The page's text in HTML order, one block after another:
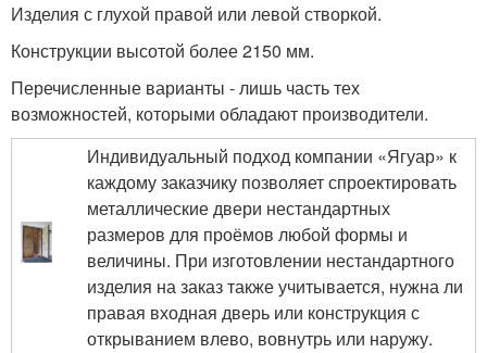
Изделия с глухой правой или левой створкой.
Конструкции высотой более 2150 мм.
Перечисленные варианты - лишь часть тех
возможностей, которыми обладают производители.
Индивидуальный подход компании «Ягуар» к
каждому заказчику позволяет спроектировать
металлические двери нестандартных
размеров для проёмов любой формы и
величины. При изготовлении нестандартного
изделия на заказ также учитывается, нужна ли
правая входная дверь или конструкция с
открыванием влево, вовнутрь или наружу.